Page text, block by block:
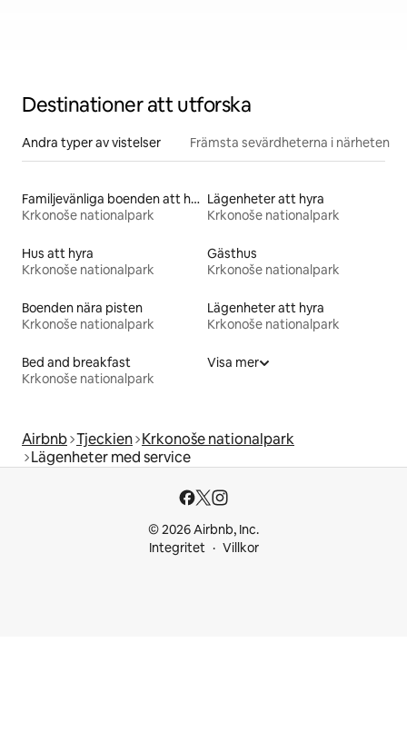
Destinationer att utforska
Andra typer av vistelser Främsta sevärdheterna i närheten
Familjevänliga boenden att hyra
Krkonoše nationalpark
Lägenheter att hyra
Krkonoše nationalpark
Hus att hyra
Krkonoše nationalpark
Gästhus
Krkonoše nationalpark
Boenden nära pisten
Krkonoše nationalpark
Lägenheter att hyra
Krkonoše nationalpark
Bed and breakfast
Krkonoše nationalpark
Visa mer
Airbnb Tjeckien Krkonoše nationalpark
Lägenheter med service
© 2026 Airbnb, Inc.
Integritet
Villkor